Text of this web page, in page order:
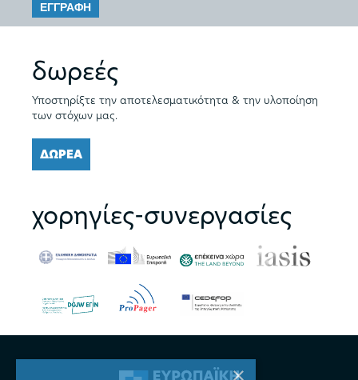
ΕΓΓΡΑΦΗ
δωρεές
Υποστηρίξτε την αποτελεσματικότητα & την υλοποίηση
των στόχων μας.
ΔΩΡΕΑ
χορηγίες-συνεργασίες